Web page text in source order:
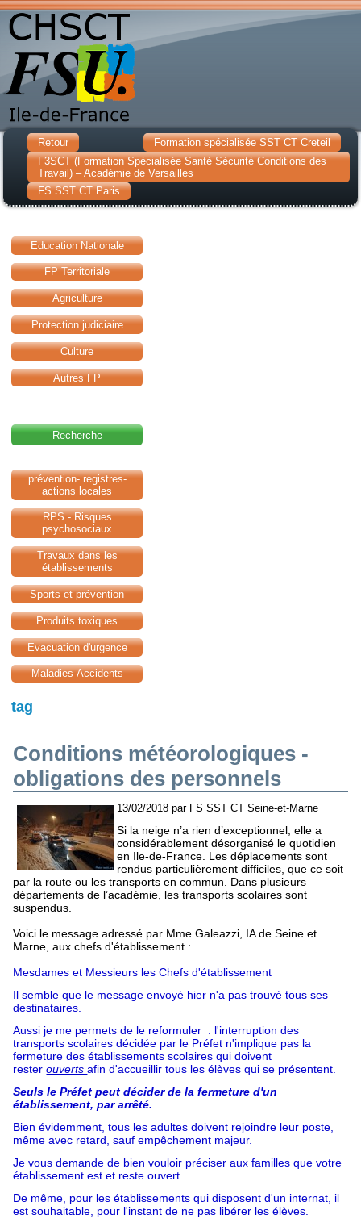
Retour
Formation spécialisée SST CT Creteil
F3SCT (Formation Spécialisée Santé Sécurité Conditions des
Travail) – Académie de Versailles
FS SST CT Paris
Education Nationale
FP Territoriale
Agriculture
Protection judiciaire
Culture
Autres FP
Recherche
prévention- registres-
actions locales
RPS - Risques
psychosociaux
Travaux dans les
établissements
Sports et prévention
Produits toxiques
Evacuation d'urgence
Maladies-Accidents
tag
Conditions météorologiques -
obligations des personnels
13/02/2018 par FS SST CT Seine-et-Marne
Si la neige n’a rien d’exceptionnel, elle a
considérablement désorganisé le quotidien
en Ile-de-France. Les déplacements sont
rendus particulièrement difficiles, que ce soit
par la route ou les transports en commun. Dans plusieurs
départements de l’académie, les transports scolaires sont
suspendus.
Voici le message adressé par Mme Galeazzi, IA de Seine et
Marne, aux chefs d'établissement :
Mesdames et Messieurs les Chefs d'établissement
Il semble que le message envoyé hier n'a pas trouvé tous ses
destinataires.
Aussi je me permets de le reformuler : l'interruption des
transports scolaires décidée par le Préfet n'implique pas la
fermeture des établissements scolaires qui doivent
resterouvertsafin d'accueillir tous les élèves qui se présentent.
Seuls le Préfet peut décider de la fermeture d'un
établissement, par arrêté.
Bien évidemment, tous les adultes doivent rejoindre leur poste,
même avec retard, sauf empêchement majeur.
Je vous demande de bien vouloir préciser aux familles que votre
établissement est et reste ouvert.
De même, pour les établissements qui disposent d'un internat, il
est souhaitable, pour l'instant de ne pas libérer les élèves.